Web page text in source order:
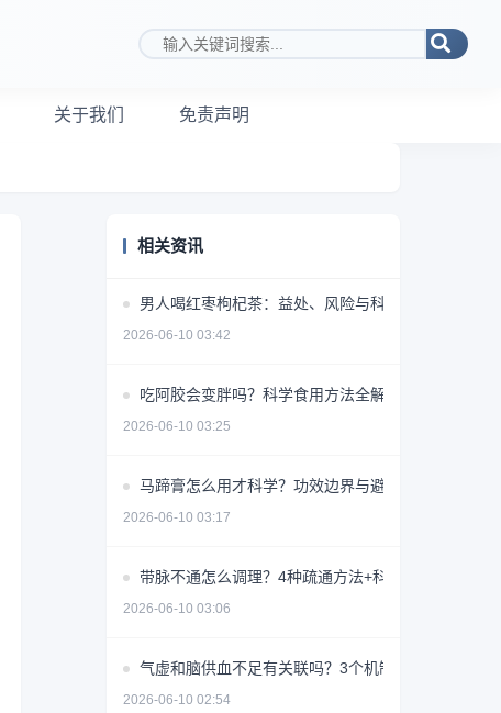
搜索关键词
关于我们 免责声明
相关资讯
男人喝红枣枸杞茶：益处、风险与科学饮用指南
2026-06-10 03:42
吃阿胶会变胖吗？科学食用方法全解析
2026-06-10 03:25
马蹄膏怎么用才科学？功效边界与避坑指南
2026-06-10 03:17
带脉不通怎么调理？4种疏通方法+科学避坑指南
2026-06-10 03:06
气虚和脑供血不足有关联吗？3个机制揭秘
2026-06-10 02:54